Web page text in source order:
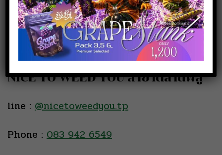
line :@nicetoweedyou
Phone :080 519 5144
NICE TO WEED YOU สาขาตลาดพลู
line : @nicetoweedyou.tp
Phone : 083 942 6549